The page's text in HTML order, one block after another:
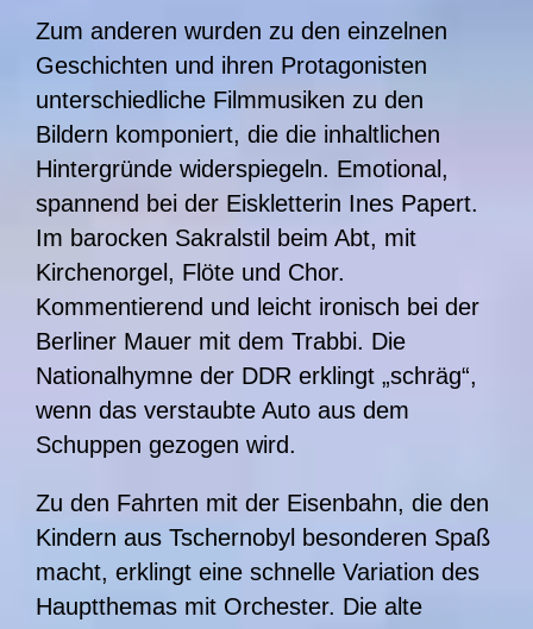
Zum anderen wurden zu den einzelnen
Geschichten und ihren Protagonisten
unterschiedliche Filmmusiken zu den
Bildern komponiert, die die inhaltlichen
Hintergründe widerspiegeln. Emotional,
spannend bei der Eiskletterin Ines Papert.
Im barocken Sakralstil beim Abt, mit
Kirchenorgel, Flöte und Chor.
Kommentierend und leicht ironisch bei der
Berliner Mauer mit dem Trabbi. Die
Nationalhymne der DDR erklingt „schräg“,
wenn das verstaubte Auto aus dem
Schuppen gezogen wird.
Zu den Fahrten mit der Eisenbahn, die den
Kindern aus Tschernobyl besonderen Spaß
macht, erklingt eine schnelle Variation des
Hauptthemas mit Orchester. Die alte